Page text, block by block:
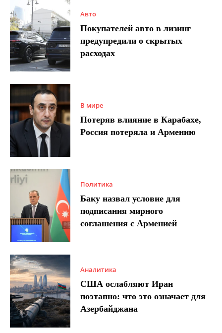
Авто
Покупателей авто в лизинг
предупредили о скрытых
расходах
В мире
Потеряв влияние в Карабахе,
Россия потеряла и Армению
Политика
Баку назвал условие для
подписания мирного
соглашения с Арменией
Аналитика
США ослабляют Иран
поэтапно: что это означает для
Азербайджана